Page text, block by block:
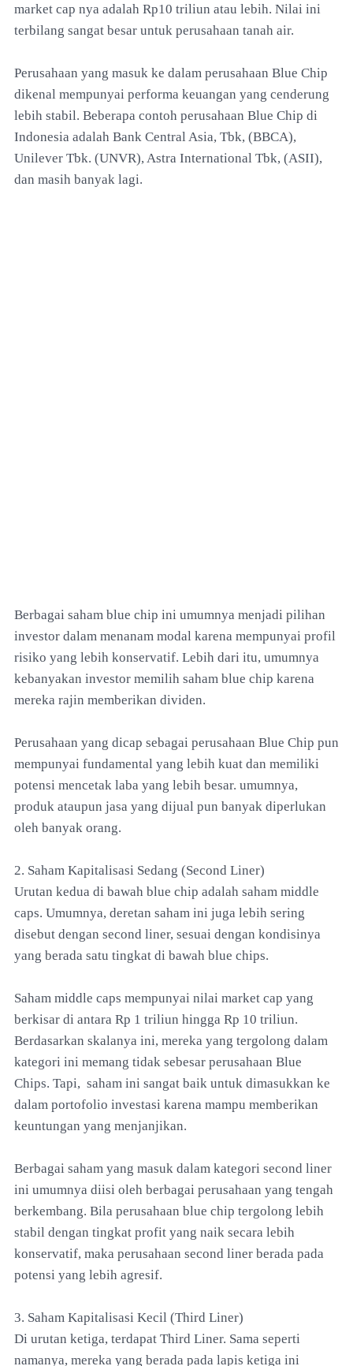
market cap nya adalah Rp10 triliun atau lebih. Nilai ini
terbilang sangat besar untuk perusahaan tanah air.
Perusahaan yang masuk ke dalam perusahaan Blue Chip
dikenal mempunyai performa keuangan yang cenderung
lebih stabil. Beberapa contoh perusahaan Blue Chip di
Indonesia adalah Bank Central Asia, Tbk, (BBCA),
Unilever Tbk. (UNVR), Astra International Tbk, (ASII),
dan masih banyak lagi.
Berbagai saham blue chip ini umumnya menjadi pilihan
investor dalam menanam modal karena mempunyai profil
risiko yang lebih konservatif. Lebih dari itu, umumnya
kebanyakan investor memilih saham blue chip karena
mereka rajin memberikan dividen.
Perusahaan yang dicap sebagai perusahaan Blue Chip pun
mempunyai fundamental yang lebih kuat dan memiliki
potensi mencetak laba yang lebih besar. umumnya,
produk ataupun jasa yang dijual pun banyak diperlukan
oleh banyak orang.
2. Saham Kapitalisasi Sedang (Second Liner)
Urutan kedua di bawah blue chip adalah saham middle
caps. Umumnya, deretan saham ini juga lebih sering
disebut dengan second liner, sesuai dengan kondisinya
yang berada satu tingkat di bawah blue chips.
Saham middle caps mempunyai nilai market cap yang
berkisar di antara Rp 1 triliun hingga Rp 10 triliun.
Berdasarkan skalanya ini, mereka yang tergolong dalam
kategori ini memang tidak sebesar perusahaan Blue
Chips. Tapi, saham ini sangat baik untuk dimasukkan ke
dalam portofolio investasi karena mampu memberikan
keuntungan yang menjanjikan.
Berbagai saham yang masuk dalam kategori second liner
ini umumnya diisi oleh berbagai perusahaan yang tengah
berkembang. Bila perusahaan blue chip tergolong lebih
stabil dengan tingkat profit yang naik secara lebih
konservatif, maka perusahaan second liner berada pada
potensi yang lebih agresif.
3. Saham Kapitalisasi Kecil (Third Liner)
Di urutan ketiga, terdapat Third Liner. Sama seperti
namanya, mereka yang berada pada lapis ketiga ini